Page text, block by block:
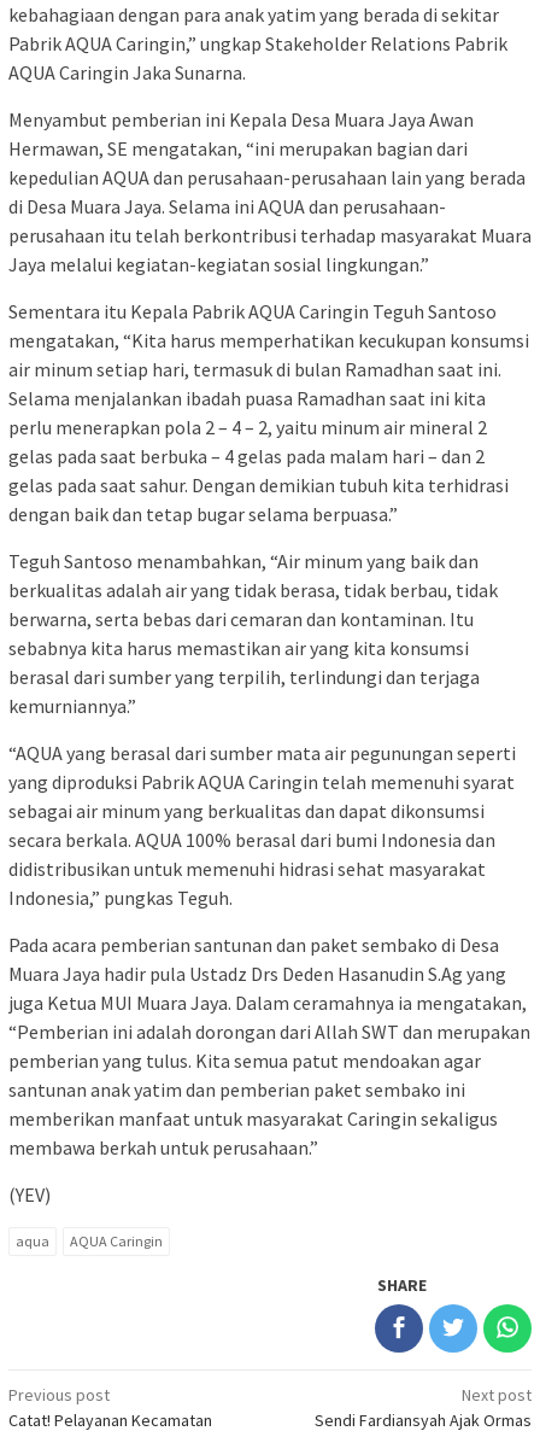
kebahagiaan dengan para anak yatim yang berada di sekitar
Pabrik AQUA Caringin,” ungkap Stakeholder Relations Pabrik
AQUA Caringin Jaka Sunarna.
Menyambut pemberian ini Kepala Desa Muara Jaya Awan
Hermawan, SE mengatakan, “ini merupakan bagian dari
kepedulian AQUA dan perusahaan-perusahaan lain yang berada
di Desa Muara Jaya. Selama ini AQUA dan perusahaan-
perusahaan itu telah berkontribusi terhadap masyarakat Muara
Jaya melalui kegiatan-kegiatan sosial lingkungan.”
Sementara itu Kepala Pabrik AQUA Caringin Teguh Santoso
mengatakan, “Kita harus memperhatikan kecukupan konsumsi
air minum setiap hari, termasuk di bulan Ramadhan saat ini.
Selama menjalankan ibadah puasa Ramadhan saat ini kita
perlu menerapkan pola 2 – 4 – 2, yaitu minum air mineral 2
gelas pada saat berbuka – 4 gelas pada malam hari – dan 2
gelas pada saat sahur. Dengan demikian tubuh kita terhidrasi
dengan baik dan tetap bugar selama berpuasa.”
Teguh Santoso menambahkan, “Air minum yang baik dan
berkualitas adalah air yang tidak berasa, tidak berbau, tidak
berwarna, serta bebas dari cemaran dan kontaminan. Itu
sebabnya kita harus memastikan air yang kita konsumsi
berasal dari sumber yang terpilih, terlindungi dan terjaga
kemurniannya.”
“AQUA yang berasal dari sumber mata air pegunungan seperti
yang diproduksi Pabrik AQUA Caringin telah memenuhi syarat
sebagai air minum yang berkualitas dan dapat dikonsumsi
secara berkala. AQUA 100% berasal dari bumi Indonesia dan
didistribusikan untuk memenuhi hidrasi sehat masyarakat
Indonesia,” pungkas Teguh.
Pada acara pemberian santunan dan paket sembako di Desa
Muara Jaya hadir pula Ustadz Drs Deden Hasanudin S.Ag yang
juga Ketua MUI Muara Jaya. Dalam ceramahnya ia mengatakan,
“Pemberian ini adalah dorongan dari Allah SWT dan merupakan
pemberian yang tulus. Kita semua patut mendoakan agar
santunan anak yatim dan pemberian paket sembako ini
memberikan manfaat untuk masyarakat Caringin sekaligus
membawa berkah untuk perusahaan.”
(YEV)
aqua AQUA Caringin
SHARE
Post
Previous post
Catat! Pelayanan Kecamatan
Next post
Sendi Fardiansyah Ajak Ormas